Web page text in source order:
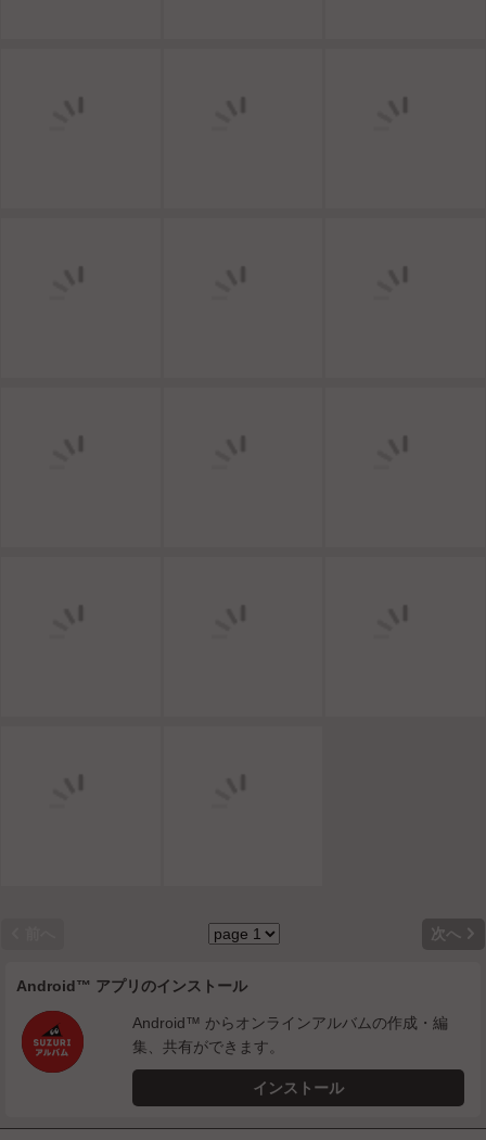
次へ 
Android™ アプリのインストール
Android™ からオンラインアルバムの作成・編
集、共有ができます。
インストール